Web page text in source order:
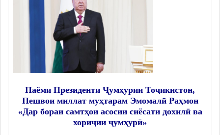
Дастгоҳи раиси ноҳия
Муовинони раиси ноҳия
Шаҳрак ва Деҳот
Таърихи ноҳияи Носири Хусрав
Воҳидҳои сохтории мақомоти иҷроия
Иқтисодиёт
МАҚОМОТИ НАМОЯНДАГӢ
Паёми Президенти Ҷумҳурии Тоҷикистон,
Пешвои миллат муҳтарам Эмомалӣ Раҳмон
«Дар бораи самтҳои асосии сиёсати дохилӣ ва
хориҷии ҷумҳурӣ»